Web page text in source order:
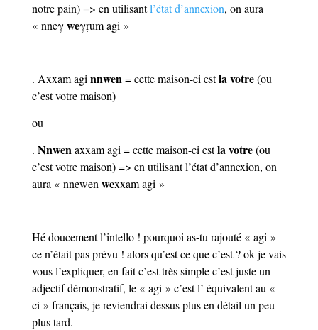
notre pain) => en utilisantl’état d’annexion, on aura
« nneγweγṛum agi »
. Axxamagi nnwen = cette maison-ci estla votre(ou
c’est votre maison)
ou
. Nnwen axxamagi = cette maison-ci estla votre(ou
c’est votre maison) => en utilisant l’état d’annexion, on
aura « nnewen wexxam agi »
Hé doucement l’intello ! pourquoi as-tu rajouté « agi »
ce n’était pas prévu ! alors qu’est ce que c’est ? ok je vais
vous l’expliquer, en fait c’est très simple c’est juste un
adjectif démonstratif, le « agi » c’est l’ équivalentau « -
ci » français, je reviendrai dessus plus en détail un peu
plus tard.